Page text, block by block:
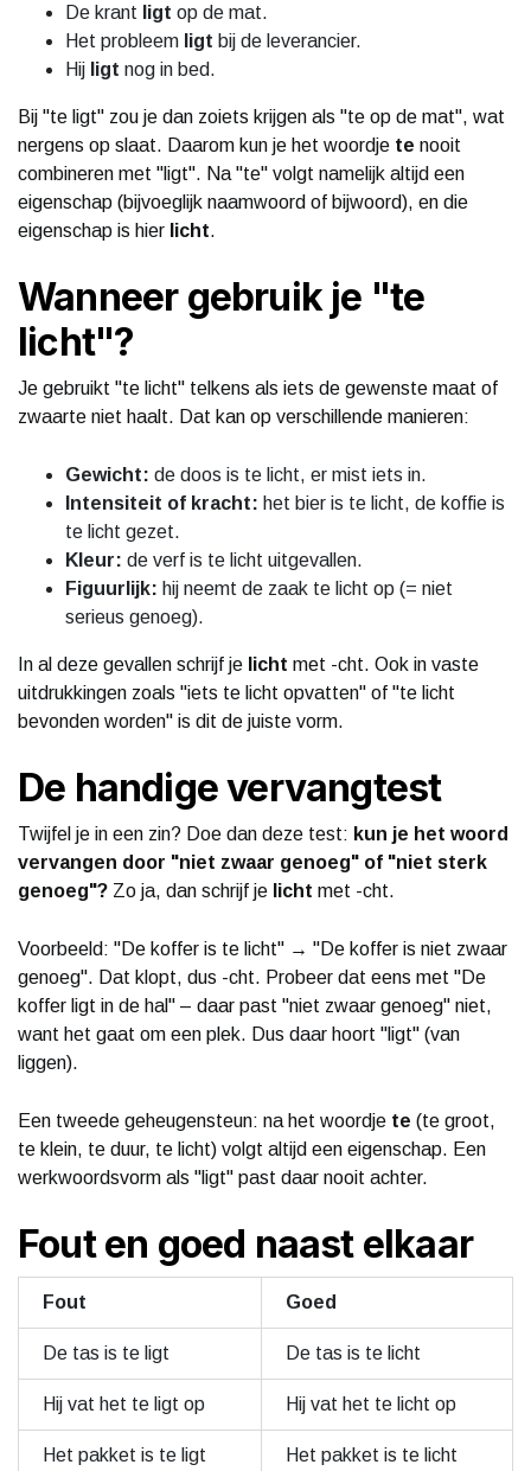
De krant ligt op de mat.
Het probleem ligt bij de leverancier.
Hij ligt nog in bed.
Bij "te ligt" zou je dan zoiets krijgen als "te op de mat", wat
nergens op slaat. Daarom kun je het woordje te nooit
combineren met "ligt". Na "te" volgt namelijk altijd een
eigenschap (bijvoeglijk naamwoord of bijwoord), en die
eigenschap is hier licht.
Wanneer gebruik je "te
licht"?
Je gebruikt "te licht" telkens als iets de gewenste maat of
zwaarte niet haalt. Dat kan op verschillende manieren:
Gewicht: de doos is te licht, er mist iets in.
Intensiteit of kracht: het bier is te licht, de koffie is
te licht gezet.
Kleur: de verf is te licht uitgevallen.
Figuurlijk: hij neemt de zaak te licht op (= niet
serieus genoeg).
In al deze gevallen schrijf je licht met -cht. Ook in vaste
uitdrukkingen zoals "iets te licht opvatten" of "te licht
bevonden worden" is dit de juiste vorm.
De handige vervangtest
Twijfel je in een zin? Doe dan deze test: kun je het woord
vervangen door "niet zwaar genoeg" of "niet sterk
genoeg"? Zo ja, dan schrijf je licht met -cht.
Voorbeeld: "De koffer is te licht" → "De koffer is niet zwaar
genoeg". Dat klopt, dus -cht. Probeer dat eens met "De
koffer ligt in de hal" – daar past "niet zwaar genoeg" niet,
want het gaat om een plek. Dus daar hoort "ligt" (van
liggen).
Een tweede geheugensteun: na het woordje te (te groot,
te klein, te duur, te licht) volgt altijd een eigenschap. Een
werkwoordsvorm als "ligt" past daar nooit achter.
Fout en goed naast elkaar
Fout Goed
De tas is te ligt De tas is te licht
Hij vat het te ligt op Hij vat het te licht op
Het pakket is te ligt
Het pakket is te licht